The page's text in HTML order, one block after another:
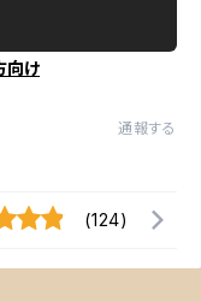
向け
通報する
(124)